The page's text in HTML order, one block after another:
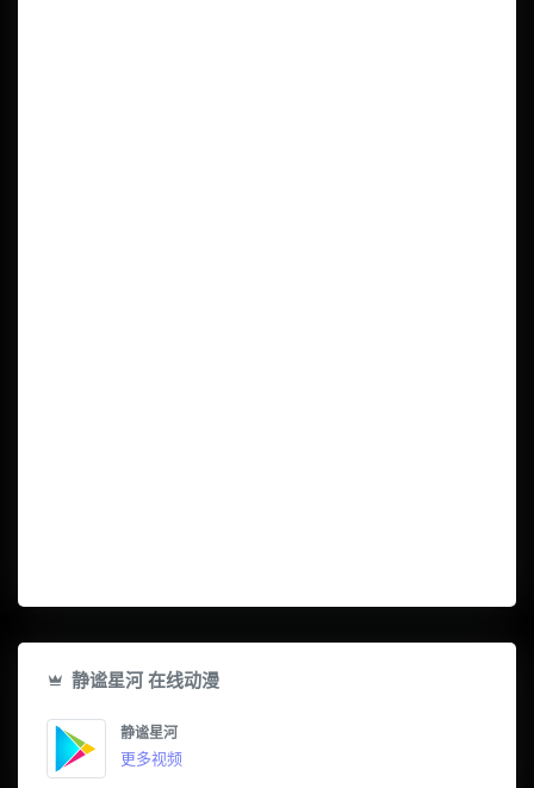
静谧星河 在线动漫
静谧星河
更多视频